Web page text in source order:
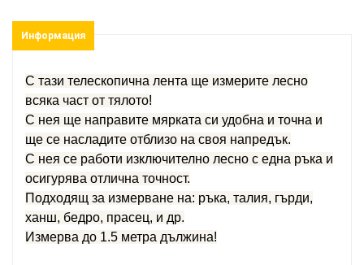
Информация
С тази телескопична лента ще измерите лесно
всяка част от тялото!
С нея ще направите мярката си удобна и точна и
ще се насладите отблизо на своя напредък.
С нея се работи изключително лесно с една ръка и
осигурява отлична точност.
Подходящ за измерване на: ръка, талия, гърди,
ханш, бедро, прасец, и др.
Измерва до 1.5 метра дължина!